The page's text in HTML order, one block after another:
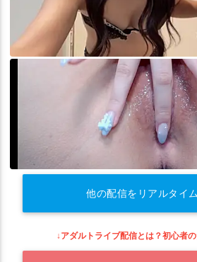
他の配信をリアルタイ
↓アダルトライブ配信とは？初心者